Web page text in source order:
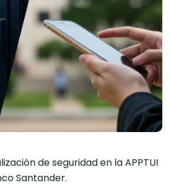
de seguridad en la APPTUI
Santander.